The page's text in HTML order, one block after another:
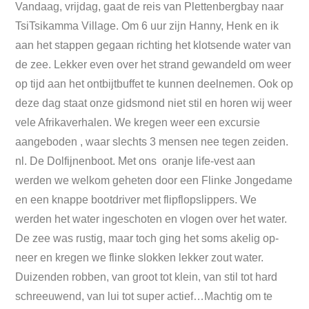
Vandaag, vrijdag, gaat de reis van Plettenbergbay naar
TsiTsikamma Village. Om 6 uur zijn Hanny, Henk en ik
aan het stappen gegaan richting het klotsende water van
de zee. Lekker even over het strand gewandeld om weer
op tijd aan het ontbijtbuffet te kunnen deelnemen. Ook op
deze dag staat onze gidsmond niet stil en horen wij weer
vele Afrikaverhalen. We kregen weer een excursie
aangeboden , waar slechts 3 mensen nee tegen zeiden.
nl. De Dolfijnenboot. Met ons oranje life-vest aan
werden we welkom geheten door een Flinke Jongedame
en een knappe bootdriver met flipflopslippers. We
werden het water ingeschoten en vlogen over het water.
De zee was rustig, maar toch ging het soms akelig op-
neer en kregen we flinke slokken lekker zout water.
Duizenden robben, van groot tot klein, van stil tot hard
schreeuwend, van lui tot super actief…Machtig om te